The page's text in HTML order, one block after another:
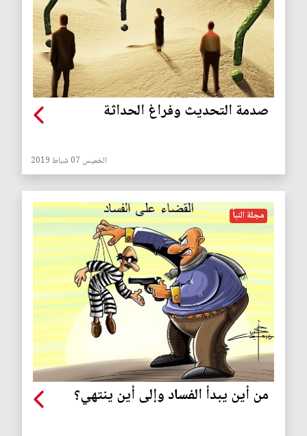
صدمة التحديث وفراغ الحداثة
الخميس 07 شباط 2019
مجلة النبأ
من أين يبدأ الفساد وإلى أين ينتهي؟